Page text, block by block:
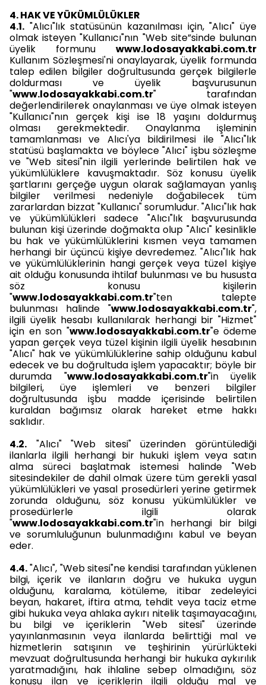
4. HAK VE YÜKÜMLÜLÜKLER
4.1. "Alıcı"lık statüsünün kazanılması için, "Alıcı" üye
olmak isteyen "Kullanıcı"nın "Web site”sinde bulunan
üyelik formunu www.lodosayakkabi.com.tr
Kullanım Sözleşmesi'ni onaylayarak, üyelik formunda
talep edilen bilgiler doğrultusunda gerçek bilgilerle
doldurması ve üyelik başvurusunun
"www.lodosayakkabi.com.tr" tarafından
değerlendirilerek onaylanması ve üye olmak isteyen
"Kullanıcı"nın gerçek kişi ise 18 yaşını doldurmuş
olması gerekmektedir. Onaylanma işleminin
tamamlanması ve Alıcı'ya bildirilmesi ile "Alıcı"lık
statüsü başlamakta ve böylece "Alıcı" işbu sözleşme
ve "Web sitesi"nin ilgili yerlerinde belirtilen hak ve
yükümlülüklere kavuşmaktadır. Söz konusu üyelik
şartlarını gerçeğe uygun olarak sağlamayan yanlış
bilgiler verilmesi nedeniyle doğabilecek tüm
zararlardan bizzat "Kullanıcı" sorumludur. "Alıcı"lık hak
ve yükümlülükleri sadece "Alıcı"lık başvurusunda
bulunan kişi üzerinde doğmakta olup "Alıcı" kesinlikle
bu hak ve yükümlülüklerini kısmen veya tamamen
herhangi bir üçüncü kişiye devredemez. "Alıcı"lık hak
ve yükümlülüklerinin hangi gerçek veya tüzel kişiye
ait olduğu konusunda ihtilaf bulunması ve bu hususta
söz konusu kişilerin
"www.lodosayakkabi.com.tr"ten talepte
bulunması halinde "www.lodosayakkabi.com.tr",
ilgili üyelik hesabı kullanılarak herhangi bir "Hizmet"
için en son "www.lodosayakkabi.com.tr"e ödeme
yapan gerçek veya tüzel kişinin ilgili üyelik hesabının
"Alıcı" hak ve yükümlülüklerine sahip olduğunu kabul
edecek ve bu doğrultuda işlem yapacaktır; böyle bir
durumda "www.lodosayakkabi.com.tr"in üyelik
bilgileri, üye işlemleri ve benzeri bilgiler
doğrultusunda işbu madde içerisinde belirtilen
kuraldan bağımsız olarak hareket etme hakkı
saklıdır.
4.2. "Alıcı" "Web sitesi" üzerinden görüntülediği
ilanlarla ilgili herhangi bir hukuki işlem veya satın
alma süreci başlatmak istemesi halinde "Web
sitesindekiler de dahil olmak üzere tüm gerekli yasal
yükümlülükleri ve yasal prosedürleri yerine getirmek
zorunda olduğunu, söz konusu yükümlülükler ve
prosedürlerle ilgili olarak
"www.lodosayakkabi.com.tr"in herhangi bir bilgi
ve sorumluluğunun bulunmadığını kabul ve beyan
eder.
4.4."Alıcı", "Web sitesi"ne kendisi tarafından yüklenen
bilgi, içerik ve ilanların doğru ve hukuka uygun
olduğunu, karalama, kötüleme, itibar zedeleyici
beyan, hakaret, iftira atma, tehdit veya taciz etme
gibi hukuka veya ahlaka aykırı nitelik taşımayacağını,
bu bilgi ve içeriklerin "Web sitesi" üzerinde
yayınlanmasının veya ilanlarda belirttiği mal ve
hizmetlerin satışının ve teşhirinin yürürlükteki
mevzuat doğrultusunda herhangi bir hukuka aykırılık
yaratmadığını, hak ihlaline sebep olmadığını, söz
konusu ilan ve içeriklerin ilgili olduğu mal ve